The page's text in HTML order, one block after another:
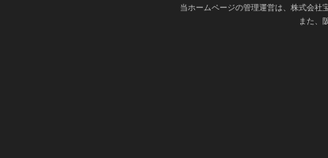
当ホームページの管理運営は、株式会
また、